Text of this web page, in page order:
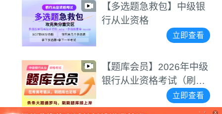
【多选题急救包】中级银
行从业资格
立即查看
【题库会员】2026年中级
银行从业资格考试（刷题
立即查看
X